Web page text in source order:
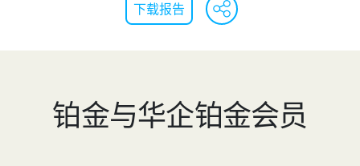
下载报告
铂金与华企铂金会员